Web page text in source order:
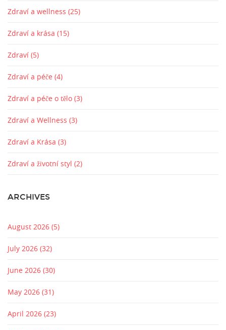
Zdraví a wellness (25)
Zdraví a krása (15)
Zdraví (5)
Zdraví a péče (4)
Zdraví a péče o tělo (3)
Zdraví a Wellness (3)
Zdraví a Krása (3)
Zdraví a životní styl (2)
ARCHIVES
August 2026 (5)
July 2026 (32)
June 2026 (30)
May 2026 (31)
April 2026 (23)